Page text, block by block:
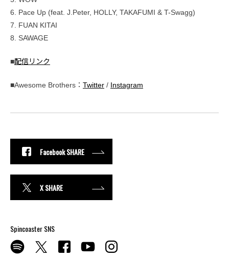
6. Pace Up (feat. J.Peter, HOLLY, TAKAFUMI & T-Swagg)
7. FUAN KITAI
8. SAWAGE
■配信リンク
■Awesome Brothers： Twitter / Instagram
Facebook SHARE
X SHARE
Spincoaster SNS